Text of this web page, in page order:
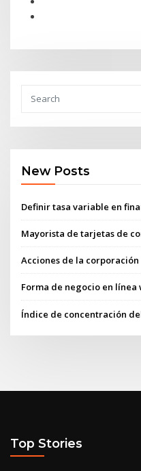
New Posts
Definir tasa variable en
Mayorista de tarjetas de
Acciones de la
Forma de negocio en línea
Índice de concentración
Top Stories